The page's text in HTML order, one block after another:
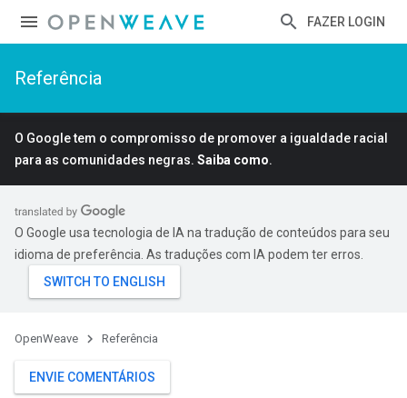
FAZER LOGIN
Referência
O Google tem o compromisso de promover a igualdade racial
para as comunidades negras. Saiba como.
O Google usa tecnologia de IA na tradução de conteúdos para seu
idioma de preferência. As traduções com IA podem ter erros.
OpenWeave Referência
ENVIE COMENTÁRIOS